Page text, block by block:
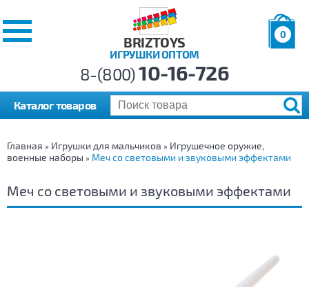
BRIZTOYS
ИГРУШКИ ОПТОМ
0
р.
8-(800)10-16-726
Каталог товаров
Главная » Игрушки для мальчиков » Игрушечное оружие,
военные наборы » Меч со световыми и звуковыми эффектами
Меч со световыми и звуковыми эффектами